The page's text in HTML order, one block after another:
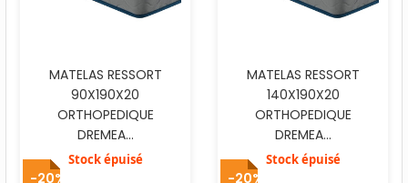
MATELAS RESSORT
90X190X20
ORTHOPEDIQUE
DREMEA...
Stock épuisé
MATELAS RESSORT
140X190X20
ORTHOPEDIQUE
DREMEA...
Stock épuisé
-20% -20%